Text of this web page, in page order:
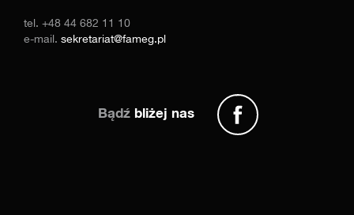
tel. +48 44 682 11 10
e-mail. sekretariat@fameg.pl
Bądź bliżej nas